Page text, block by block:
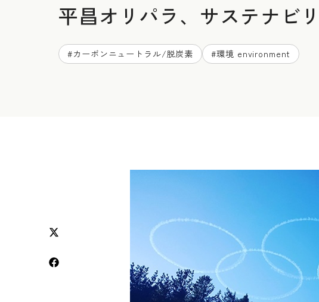
平昌オリパラ、サステナビ
#カーボンニュートラル/脱炭素 #環境 environment